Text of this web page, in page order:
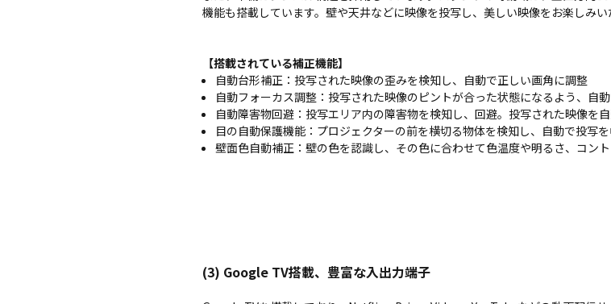
機能も搭載しています。壁や天井などに映像を投写し、美しい映像をお楽しみい
【搭載されている補正機能】
自動台形補正：投写された映像の歪みを検知し、自動で正しい画角に調整
自動フォーカス調整：投写された映像のピントが合った状態になるよう、自
自動障害物回避：投写エリア内の障害物を検知し、回避。投写された映像を
目の自動保護機能：プロジェクターの前を横切る物体を検知し、自動で投写
壁面色自動補正：壁の色を認識し、その色に合わせて色温度や明るさ、コン
(3) Google TV搭載、豊富な入出力端子